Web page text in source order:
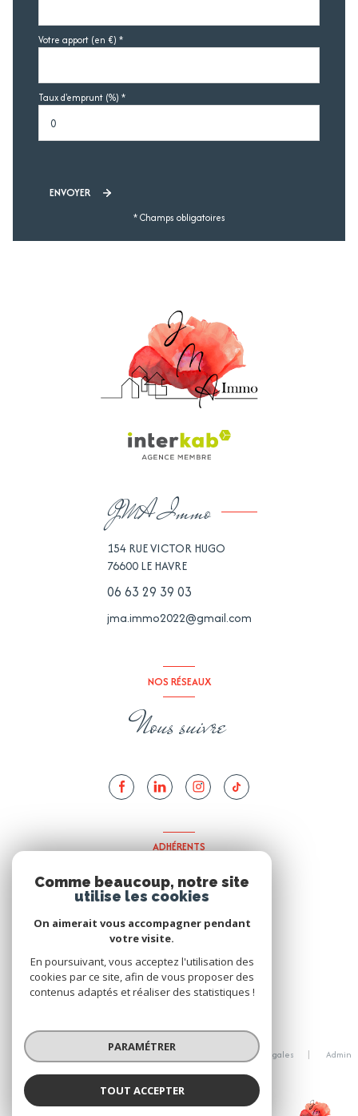
Votre apport (en €) *
Taux d'emprunt (%) *
ENVOYER
* Champs obligatoires
JMA Immo
JMA Immo
154 RUE VICTOR HUGO
76600LE HAVRE
06 63 29 39 03
jma.immo2022@gmail.com
NOS RÉSEAUX
Nous suivre
ADHÉRENTS
Nous adhérons
© 2026 | Tous droits réservés
Nos partenaires Mentions légales
Admin
Réalisé par :
Comme beaucoup, notre site
utilise les cookies
On aimerait vous accompagner pendant
votre visite.
En poursuivant, vous acceptez l'utilisation des
cookies par ce site, afin de vous proposer des
contenus adaptés et réaliser des statistiques !
PARAMÉTRER
TOUT ACCEPTER